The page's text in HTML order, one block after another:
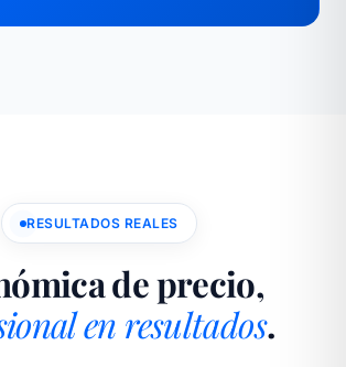
RESULTADOS REALES
de precio,
en resultados.